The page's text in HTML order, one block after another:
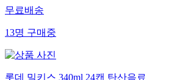
무료배송
13명구매중